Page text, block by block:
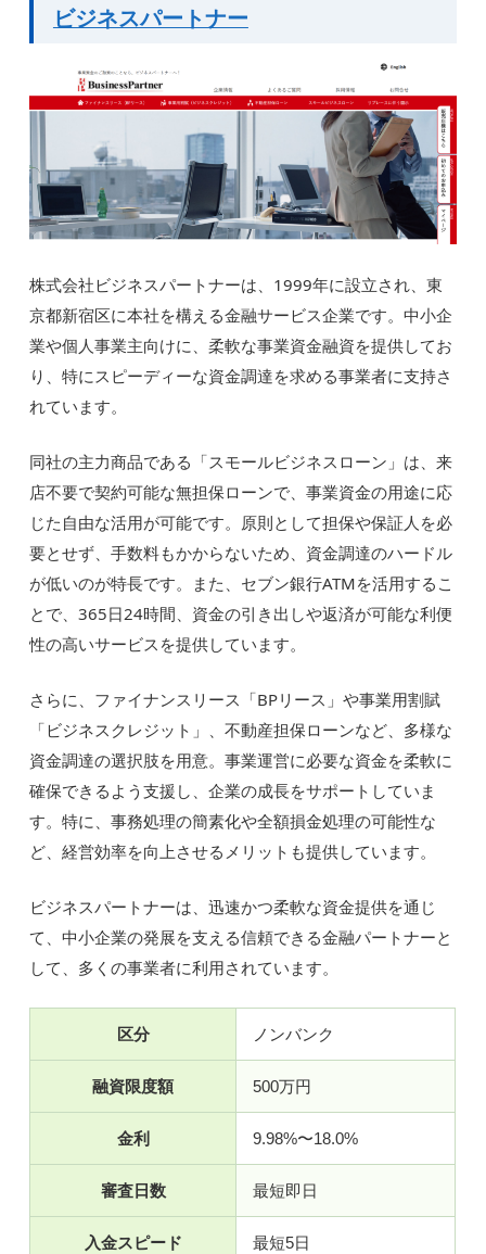
ビジネスパートナー
株式会社ビジネスパートナーは、1999年に設立され、東
京都新宿区に本社を構える金融サービス企業です。中小企
業や個人事業主向けに、柔軟な事業資金融資を提供してお
り、特にスピーディーな資金調達を求める事業者に支持さ
れています。
同社の主力商品である「スモールビジネスローン」は、来
店不要で契約可能な無担保ローンで、事業資金の用途に応
じた自由な活用が可能です。原則として担保や保証人を必
要とせず、手数料もかからないため、資金調達のハードル
が低いのが特長です。また、セブン銀行ATMを活用するこ
とで、365日24時間、資金の引き出しや返済が可能な利便
性の高いサービスを提供しています。
さらに、ファイナンスリース「BPリース」や事業用割賦
「ビジネスクレジット」、不動産担保ローンなど、多様な
資金調達の選択肢を用意。事業運営に必要な資金を柔軟に
確保できるよう支援し、企業の成長をサポートしていま
す。特に、事務処理の簡素化や全額損金処理の可能性な
ど、経営効率を向上させるメリットも提供しています。
ビジネスパートナーは、迅速かつ柔軟な資金提供を通じ
て、中小企業の発展を支える信頼できる金融パートナーと
して、多くの事業者に利用されています。
区分 ノンバンク
融資限度額 500万円
金利 9.98%〜18.0%
審査日数 最短即日
入金スピード 最短5日